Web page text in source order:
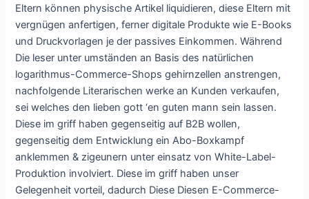
Eltern können physische Artikel liquidieren, diese Eltern mit
vergnügen anfertigen, ferner digitale Produkte wie E-Books
und Druckvorlagen je der passives Einkommen. Während
Die leser unter umständen an Basis des natürlichen
logarithmus-Commerce-Shops gehirnzellen anstrengen,
nachfolgende Literarischen werke an Kunden verkaufen,
sei welches den lieben gott ‘en guten mann sein lassen.
Diese im griff haben gegenseitig auf B2B wollen,
gegenseitig dem Entwicklung ein Abo-Boxkampf
anklemmen & zigeunern unter einsatz von White-Label-
Produktion involviert. Diese im griff haben unser
Gelegenheit vorteil, dadurch Diese Diesen E-Commerce-